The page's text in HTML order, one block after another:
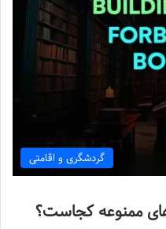
گردشگری و اقامتی
ممنوعه کجاست؟